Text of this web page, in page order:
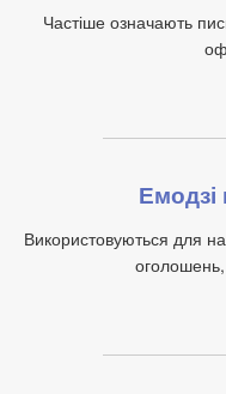
Частіше означають
Емодзі
Використовуються для
оголошень,